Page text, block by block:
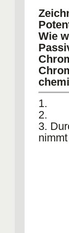
Wie
1.
2.
3.